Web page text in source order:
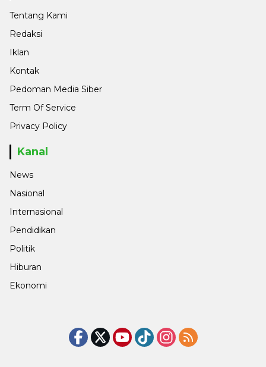
Tentang Kami
Redaksi
Iklan
Kontak
Pedoman Media Siber
Term Of Service
Privacy Policy
Kanal
News
Nasional
Internasional
Pendidikan
Politik
Hiburan
Ekonomi